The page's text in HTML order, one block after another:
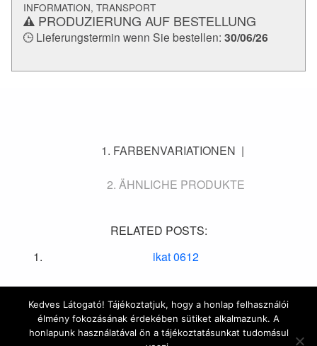
INFORMATION, TRANSPORT
PRODUZIERUNG AUF BESTELLUNG
Lieferungstermin wenn Sie bestellen: 30/06/26
FARBENVARIATIONEN
ÄHNLICHE PRODUKTE
RELATED POSTS:
ikat 0612
© 2016 Marrakesh Zementfliesen | Design & Site by
HYDROGENE
Kedves Látogató! Tájékoztatjuk, hogy a honlap felhasználói
élmény fokozásának érdekében sütiket alkalmazunk. A
honlapunk használatával ön a tájékoztatásunkat tudomásul